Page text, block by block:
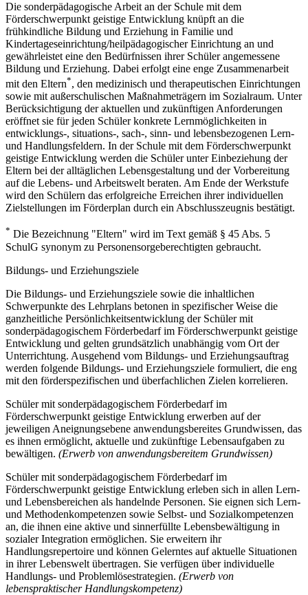
Die sonderpädagogische Arbeit an der Schule mit dem
Förderschwerpunkt geistige Entwicklung knüpft an die
frühkindliche Bildung und Erziehung in Familie und
Kindertageseinrichtung/heilpädagogischer Einrichtung an und
gewährleistet eine den Bedürfnissen ihrer Schüler angemessene
Bildung und Erziehung. Dabei erfolgt eine enge Zusammenarbeit
mit den Eltern*, den medizinisch und therapeutischen Einrichtungen
sowie mit außerschulischen Maßnahmeträgern im Sozialraum. Unter
Berücksichtigung der aktuellen und zukünftigen Anforderungen
eröffnet sie für jeden Schüler konkrete Lernmöglichkeiten in
entwicklungs-, situations-, sach-, sinn- und lebensbezogenen Lern-
und Handlungsfeldern. In der Schule mit dem Förderschwerpunkt
geistige Entwicklung werden die Schüler unter Einbeziehung der
Eltern bei der alltäglichen Lebensgestaltung und der Vorbereitung
auf die Lebens- und Arbeitswelt beraten. Am Ende der Werkstufe
wird den Schülern das erfolgreiche Erreichen ihrer individuellen
Zielstellungen im Förderplan durch ein Abschlusszeugnis bestätigt.
* Die Bezeichnung "Eltern" wird im Text gemäß § 45 Abs. 5
SchulG synonym zu Personensorgeberechtigten gebraucht.
Bildungs- und Erziehungsziele
Die Bildungs- und Erziehungsziele sowie die inhaltlichen
Schwerpunkte des Lehrplans betonen in spezifischer Weise die
ganzheitliche Persönlichkeitsentwicklung der Schüler mit
sonderpädagogischem Förderbedarf im Förderschwerpunkt geistige
Entwicklung und gelten grundsätzlich unabhängig vom Ort der
Unterrichtung. Ausgehend vom Bildungs- und Erziehungsauftrag
werden folgende Bildungs- und Erziehungsziele formuliert, die eng
mit den förderspezifischen und überfachlichen Zielen korrelieren.
Schüler mit sonderpädagogischem Förderbedarf im
Förderschwerpunkt geistige Entwicklung erwerben auf der
jeweiligen Aneignungsebene anwendungsbereites Grundwissen, das
es ihnen ermöglicht, aktuelle und zukünftige Lebensaufgaben zu
bewältigen. (Erwerb von anwendungsbereitem Grundwissen)
Schüler mit sonderpädagogischem Förderbedarf im
Förderschwerpunkt geistige Entwicklung erleben sich in allen Lern-
und Lebensbereichen als handelnde Personen. Sie eignen sich Lern-
und Methodenkompetenzen sowie Selbst- und Sozialkompetenzen
an, die ihnen eine aktive und sinnerfüllte Lebensbewältigung in
sozialer Integration ermöglichen. Sie erweitern ihr
Handlungsrepertoire und können Gelerntes auf aktuelle Situationen
in ihrer Lebenswelt übertragen. Sie verfügen über individuelle
Handlungs- und Problemlösestrategien. (Erwerb von
lebenspraktischer Handlungskompetenz)